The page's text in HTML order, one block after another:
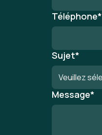
Téléphone*
Sujet*
Message*